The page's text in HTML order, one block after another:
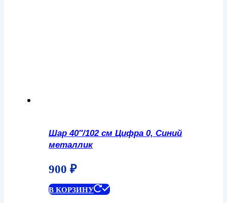
Шар 40″/102 см Цифра 0, Синий
металлик
900 ₽
В КОРЗИНУ